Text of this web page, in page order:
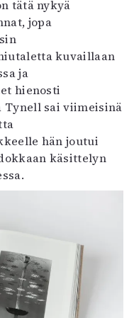
tätä nykyä
jopa
kuvaillaan
ja
hienosti
Tynell sai viimeisinä
hän joutui
käsittelyn